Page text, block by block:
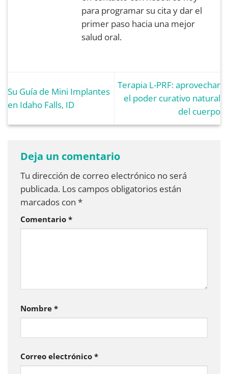
para programar su cita y dar el
primer paso hacia una mejor
salud oral.
Su Guía de Mini Implantes
en Idaho Falls, ID
Terapia L-PRF: aprovechar
el poder curativo natural
del cuerpo
Deja un comentario
Tu dirección de correo electrónico no será
publicada. Los campos obligatorios están
marcados con *
Comentario *
Nombre *
Correo electrónico *